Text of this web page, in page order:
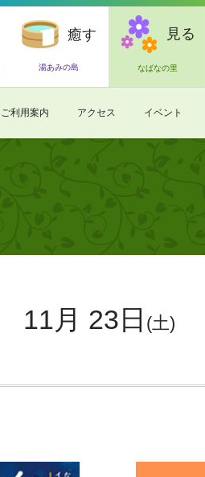
癒す
湯あみの島
見る
なばなの里
ご利用案内 アクセス イベント
11月 23日 (土)